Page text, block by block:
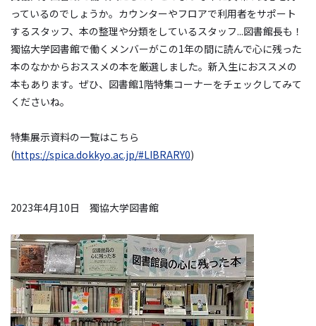
っているのでしょうか。カウンターやフロアで利用者をサポート
するスタッフ、本の整理や分類をしているスタッフ...図書館長も！
獨協大学図書館で働くメンバーがこの1年の間に読んで心に残った
本のなかからおススメの本を厳選しました。新入生におススメの
本もあります。ぜひ、図書館1階特集コーナーをチェックしてみて
くださいね。
特集展示資料の一覧はこちら
(https://spica.dokkyo.ac.jp/#LIBRARY0)
2023年4月10日 獨協大学図書館